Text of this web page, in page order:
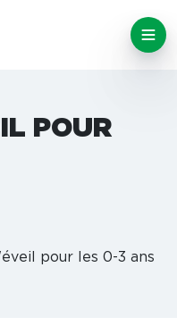
POUR
pour les 0-3 ans